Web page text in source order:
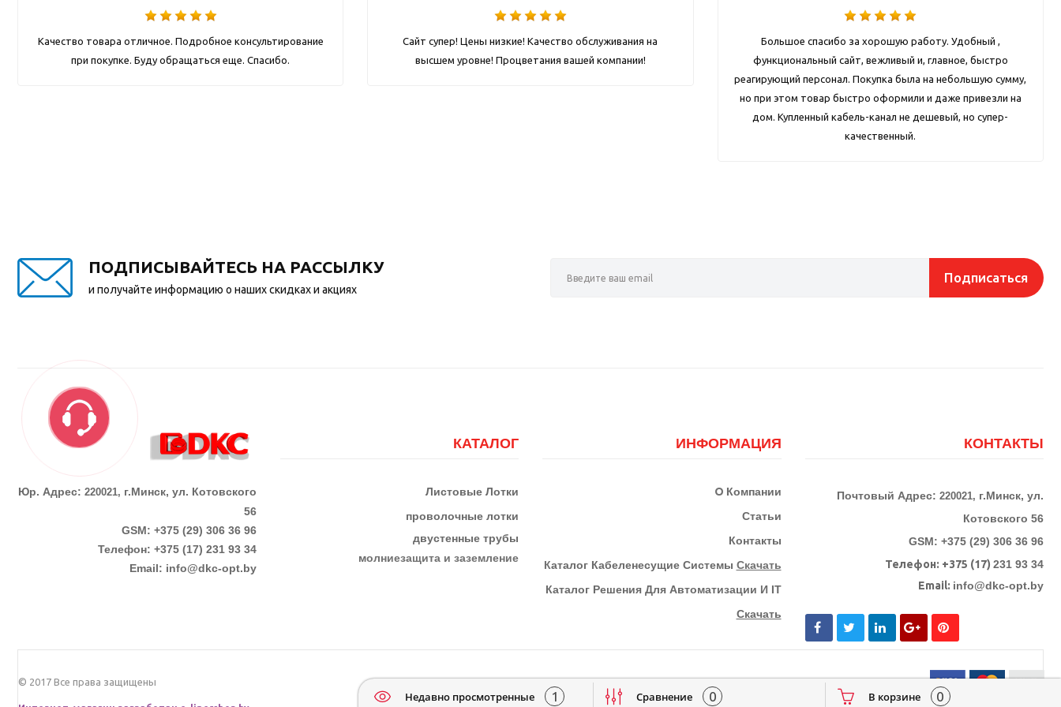
Качество товара отличное. Подробное консультирование
при покупке. Буду обращаться еще. Спасибо.
Сайт супер! Цены низкие! Качество обслуживания на
высшем уровне! Процветания вашей компании!
Большое спасибо за хорошую работу. Удобный ,
функциональный сайт, вежливый и, главное, быстро
реагирующий персонал. Покупка была на небольшую сумму,
но при этом товар быстро оформили и даже привезли на
дом. Купленный кабель-канал не дешевый, но супер-
качественный.
ПОДПИСЫВАЙТЕСЬ НА РАССЫЛКУ
и получайте информацию о наших скидках и акциях
Подписаться
Юр. Адрес: 220021, г.Минск, ул. Котовского
56
GSM: +375 (29) 306 36 96
Телефон: +375 (17) 231 93 34
Email: info@dkc-opt.by
КАТАЛОГ
Листовые Лотки
проволочные лотки
двустенные трубы
молниезащита и заземление
ИНФОРМАЦИЯ
О Компании
Статьи
Контакты
КАталог Кабеленесущие Системы Скачать
Каталог Решения Для Автоматизации И IT
Скачать
КОНТАКТЫ
Почтовый Адрес: 220021, г.Минск, ул.
Котовского 56
GSM: +375 (29) 306 36 96
Телефон: +375 (17) 231 93 34
Email: info@dkc-opt.by
© 2017 Все права защищены
Недавно просмотренные 1 Сравнение 0 В корзине 0